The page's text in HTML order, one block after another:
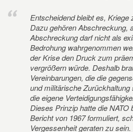
Entscheidend bleibt es, Kriege
Dazu gehören Abschreckung,
Abschreckung darf nicht als
Bedrohung wahrgenommen
der Krise den Druck zum
vergrößern würde. Deshalb
Vereinbarungen, die die
und militärische
die eigene
Dieses Prinzip hatte die
Bericht von 1967 formuliert,
Vergessenheit geraten zu sein.